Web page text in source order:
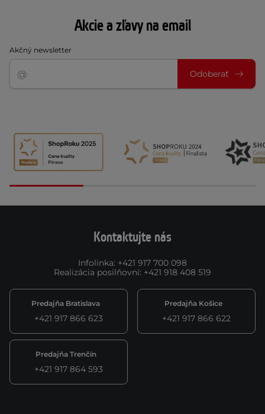
Akcie a zľavy na email
Akčný newsletter
Odoberať
Kontaktujte nás
Infolinka: +421 917 700 098
Realizácia posilňovní: +421 918 408 519
Predajňa Bratislava
+421 917 866 623
Predajňa Košice
+421 917 866 622
Predajňa Trenčín
+421 917 864 593